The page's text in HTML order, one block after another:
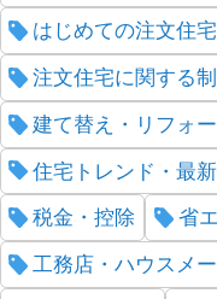
はじめての注文住宅
注文住宅に関する
建て替え・リフォ
住宅トレンド・最
税金・控除 省
工務店・ハウスメ